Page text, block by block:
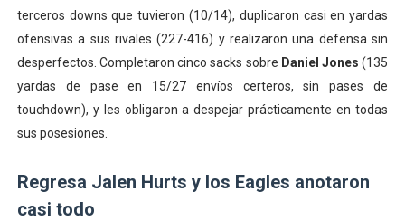
terceros downs que tuvieron (10/14), duplicaron casi en yardas
ofensivas a sus rivales (227-416) y realizaron una defensa sin
desperfectos. Completaron cinco sacks sobre Daniel Jones (135
yardas de pase en 15/27 envíos certeros, sin pases de
touchdown), y les obligaron a despejar prácticamente en todas
sus posesiones.
Regresa Jalen Hurts y los Eagles anotaron
casi todo